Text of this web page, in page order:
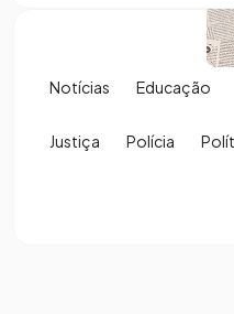
Notícias Educação
Justiça Polícia